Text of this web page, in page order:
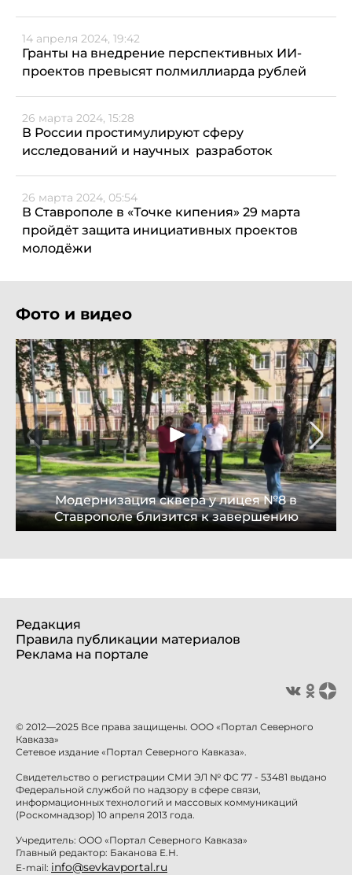
14 апреля 2024, 19:42
Гранты на внедрение перспективных ИИ-
проектов превысят полмиллиарда рублей
26 марта 2024, 15:28
В России простимулируют сферу
исследований и научных разработок
26 марта 2024, 05:54
В Ставрополе в «Точке кипения» 29 марта
пройдёт защита инициативных проектов
молодёжи
Фото и видео
Модернизация сквера у лицея №8 в
Ставрополе близится к завершению
Редакция
Правила публикации материалов
Реклама на портале
© 2012—2025 Все права защищены. ООО «Портал Северного
Кавказа»
Сетевое издание «Портал Северного Кавказа».
Свидетельство о регистрации СМИ ЭЛ № ФС 77 - 53481 выдано
Федеральной службой по надзору в сфере связи,
информационных технологий и массовых коммуникаций
(Роскомнадзор) 10 апреля 2013 года.
Учредитель: ООО «Портал Северного Кавказа»
Главный редактор: Баканова Е.Н.
E-mail: info@sevkavportal.ru